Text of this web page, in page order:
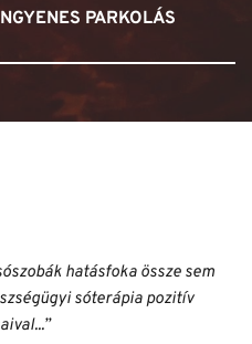
PARKOLÁS
hatásfoka össze sem
sóterápia pozitív